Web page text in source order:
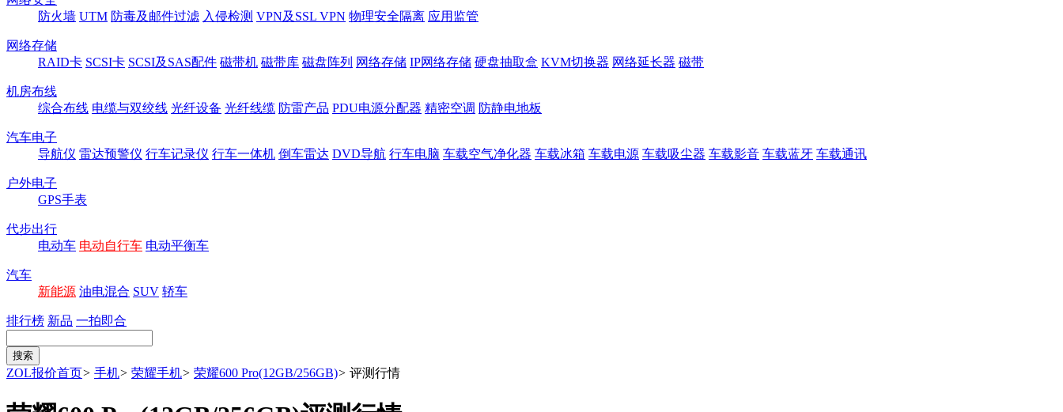
防火墙 UTM 防毒及邮件过滤 入侵检测 VPN及SSL VPN 物理安全隔离 应用监管
网络存储
RAID卡 SCSI卡 SCSI及SAS配件 磁带机 磁带库 磁盘阵列 网络存储 IP网络存储 硬盘抽取盒 KVM切换器 网络延长器 磁带
机房布线
综合布线 电缆与双绞线 光纤设备 光纤线缆 防雷产品 PDU电源分配器 精密空调 防静电地板
汽车电子
导航仪 雷达预警仪 行车记录仪 行车一体机 倒车雷达 DVD导航 行车电脑 车载空气净化器 车载冰箱 车载电源 车载吸尘器 车载影音 车载蓝牙 车载通讯
户外电子
GPS手表
代步出行
电动车 电动自行车 电动平衡车
汽车
新能源 油电混合 SUV 轿车
排行榜 新品 一拍即合
ZOL报价首页> 手机> 荣耀手机> 荣耀600 Pro(12GB/256GB)> 评测行情